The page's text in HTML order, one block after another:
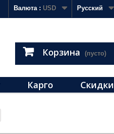
Русский
Валюта : USD
Корзина (пусто)
Карго Скидки